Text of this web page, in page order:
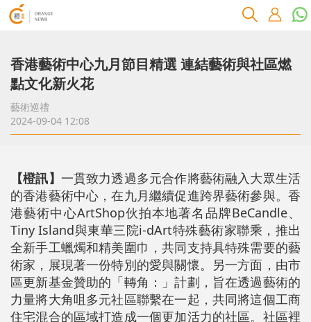
香港藝術中心九月節目精選 連結藝術與社區燃
點文化新火花
藝術巡禮
2024-09-04 12:08
【橙訊】 一貫致力透過多元合作將藝術融入大眾生活
的香港藝術中心，在九月繼續促進跨界藝術參與。香
港藝術中心ArtShop伙拍本地著名品牌BeCandle、
Tiny Island與東華三院i-dArt特殊藝術家聯乘，推出
全新手工蠟燭和精美圍巾，共同支持具特殊需要的藝
術家，展現著一份特別的愛與關懷。另一方面，由市
區更新基金贊助的「轉角：」計劃，旨在透過藝術的
力量將大角咀多元社區聯繫在一起，共同將這個工商
住宅混合的區域打造成一個更加活力的社區。社區裡